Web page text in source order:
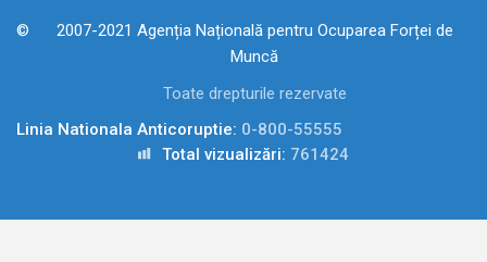
2007-2021 Agenția Națională pentru Ocuparea Forței de
Muncă
Toate drepturile rezervate
Linia Nationala Anticoruptie: 0-800-55555
Total vizualizări: 761424